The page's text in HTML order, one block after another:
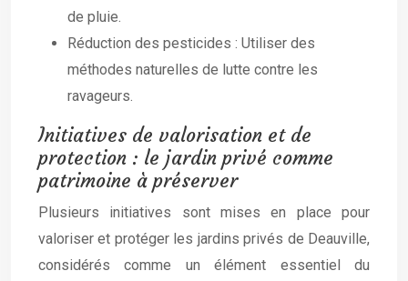
de pluie.
Réduction des pesticides : Utiliser des
méthodes naturelles de lutte contre les
ravageurs.
Initiatives de valorisation et de
protection : le jardin privé comme
patrimoine à préserver
Plusieurs initiatives sont mises en place pour
valoriser et protéger les jardins privés de Deauville,
considérés comme un élément essentiel du